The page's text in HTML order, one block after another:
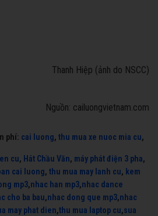
Thanh Hiệp (ảnh do NSCC)
Nguồn: cailuongvietnam.com
phí: cai luong, thu mua xe nuoc mia cu,
cu, Hát Chầu Văn, máy phát điện 3 pha,
cai luong, thu mua may lanh cu, kem
mp3,nhac han mp3,nhac dance
cho ba bau,nhac dong que mp3,nhac
may phat dien,thu mua laptop cu,sua